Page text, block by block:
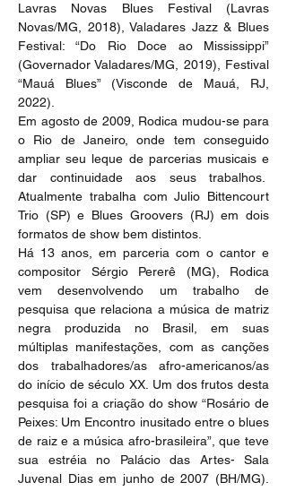
Lavras Novas Blues Festival (Lavras
Novas/MG, 2018), Valadares Jazz & Blues
Festival: “Do Rio Doce ao Mississippi”
(Governador Valadares/MG, 2019), Festival
“Mauá Blues” (Visconde de Mauá, RJ,
2022).
Em agosto de 2009, Rodica mudou-se para
o Rio de Janeiro, onde tem conseguido
ampliar seu leque de parcerias musicais e
dar continuidade aos seus trabalhos.
Atualmente trabalha com Julio Bittencourt
Trio (SP) e Blues Groovers (RJ) em dois
formatos de show bem distintos.
Há 13 anos, em parceria com o cantor e
compositor Sérgio Pererê (MG), Rodica
vem desenvolvendo um trabalho de
pesquisa que relaciona a música de matriz
negra produzida no Brasil, em suas
múltiplas manifestações, com as canções
dos trabalhadores/as afro-americanos/as
do início de século XX. Um dos frutos desta
pesquisa foi a criação do show “Rosário de
Peixes: Um Encontro inusitado entre o blues
de raiz e a música afro-brasileira”, que teve
sua estréia no Palácio das Artes- Sala
Juvenal Dias em junho de 2007 (BH/MG).